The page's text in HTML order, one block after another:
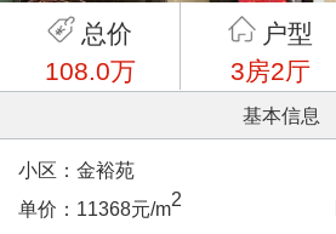
总价
108.0万
户型
3房2厅
基本信息
小区：金裕苑
单价：11368元/m2